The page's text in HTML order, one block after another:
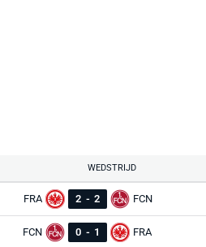
WEDSTRIJD
FRA 2 - 2 FCN
FCN 0 - 1 FRA